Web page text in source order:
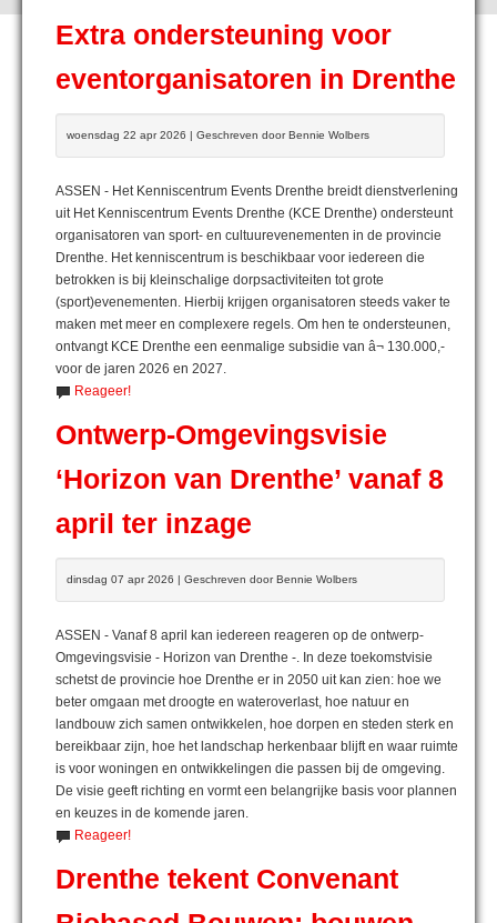
Extra ondersteuning voor
eventorganisatoren in Drenthe
woensdag 22 apr 2026 | Geschreven door Bennie Wolbers
ASSEN - Het Kenniscentrum Events Drenthe breidt dienstverlening
uit Het Kenniscentrum Events Drenthe (KCE Drenthe) ondersteunt
organisatoren van sport- en cultuurevenementen in de provincie
Drenthe. Het kenniscentrum is beschikbaar voor iedereen die
betrokken is bij kleinschalige dorpsactiviteiten tot grote
(sport)evenementen. Hierbij krijgen organisatoren steeds vaker te
maken met meer en complexere regels. Om hen te ondersteunen,
ontvangt KCE Drenthe een eenmalige subsidie van â¬ 130.000,-
voor de jaren 2026 en 2027.
Reageer!
Ontwerp-Omgevingsvisie
‘Horizon van Drenthe’ vanaf 8
april ter inzage
dinsdag 07 apr 2026 | Geschreven door Bennie Wolbers
ASSEN - Vanaf 8 april kan iedereen reageren op de ontwerp-
Omgevingsvisie - Horizon van Drenthe -. In deze toekomstvisie
schetst de provincie hoe Drenthe er in 2050 uit kan zien: hoe we
beter omgaan met droogte en wateroverlast, hoe natuur en
landbouw zich samen ontwikkelen, hoe dorpen en steden sterk en
bereikbaar zijn, hoe het landschap herkenbaar blijft en waar ruimte
is voor woningen en ontwikkelingen die passen bij de omgeving.
De visie geeft richting en vormt een belangrijke basis voor plannen
en keuzes in de komende jaren.
Reageer!
Drenthe tekent Convenant